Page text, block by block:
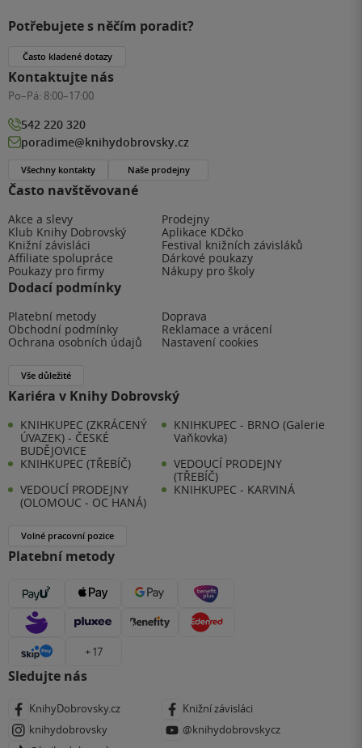
Často navštěvované
Akce a slevy
Prodejny
Klub Knihy Dobrovský
Aplikace KDčko
Knižní závisláci
Festival knižních závisláků
Affiliate spolupráce
Dárkové poukazy
Poukazy pro firmy
Nákupy pro školy
Dodací podmínky
Platební metody
Doprava
Obchodní podmínky
Reklamace a vrácení
Ochrana osobních údajů
Nastavení cookies
Vše důležité
Kariéra v Knihy Dobrovský
KNIHKUPEC (ZKRÁCENÝ
ÚVAZEK) - ČESKÉ
BUDĚJOVICE
KNIHKUPEC - BRNO (Galerie
Vaňkovka)
KNIHKUPEC (TŘEBÍČ)
VEDOUCÍ PRODEJNY
(TŘEBÍČ)
VEDOUCÍ PRODEJNY
(OLOMOUC - OC HANÁ)
KNIHKUPEC - KARVINÁ
Volné pracovní pozice
Platební metody
+ 17
Sledujte nás
KnihyDobrovsky.cz
Knižní závisláci
knihydobrovsky
@knihydobrovskycz
Potřebujete s něčím poradit?
Často kladené dotazy
Kontaktujte nás
Po–Pá: 8:00–17:00
542 220 320
poradime@knihydobrovsky.cz
Všechny kontakty Naše prodejny